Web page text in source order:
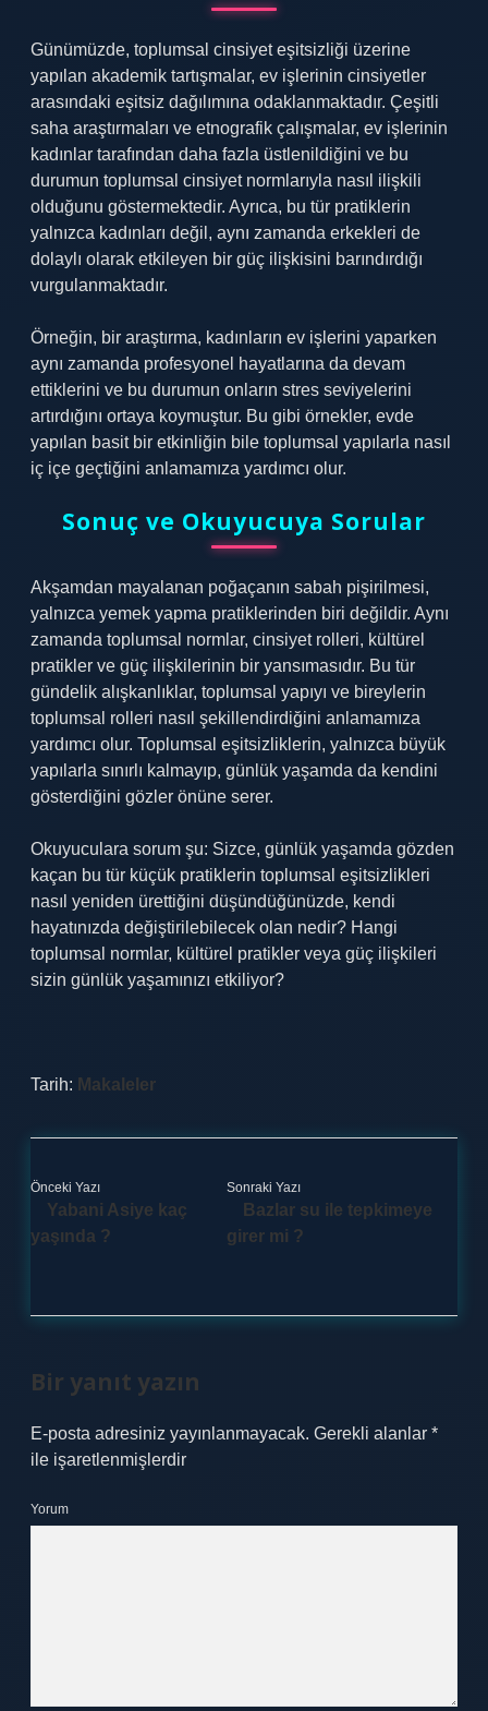
Günümüzde, toplumsal cinsiyet eşitsizliği üzerine
yapılan akademik tartışmalar, ev işlerinin cinsiyetler
arasındaki eşitsiz dağılımına odaklanmaktadır. Çeşitli
saha araştırmaları ve etnografik çalışmalar, ev işlerinin
kadınlar tarafından daha fazla üstlenildiğini ve bu
durumun toplumsal cinsiyet normlarıyla nasıl ilişkili
olduğunu göstermektedir. Ayrıca, bu tür pratiklerin
yalnızca kadınları değil, aynı zamanda erkekleri de
dolaylı olarak etkileyen bir güç ilişkisini barındırdığı
vurgulanmaktadır.
Örneğin, bir araştırma, kadınların ev işlerini yaparken
aynı zamanda profesyonel hayatlarına da devam
ettiklerini ve bu durumun onların stres seviyelerini
artırdığını ortaya koymuştur. Bu gibi örnekler, evde
yapılan basit bir etkinliğin bile toplumsal yapılarla nasıl
iç içe geçtiğini anlamamıza yardımcı olur.
Sonuç ve Okuyucuya Sorular
Akşamdan mayalanan poğaçanın sabah pişirilmesi,
yalnızca yemek yapma pratiklerinden biri değildir. Aynı
zamanda toplumsal normlar, cinsiyet rolleri, kültürel
pratikler ve güç ilişkilerinin bir yansımasıdır. Bu tür
gündelik alışkanlıklar, toplumsal yapıyı ve bireylerin
toplumsal rolleri nasıl şekillendirdiğini anlamamıza
yardımcı olur. Toplumsal eşitsizliklerin, yalnızca büyük
yapılarla sınırlı kalmayıp, günlük yaşamda da kendini
gösterdiğini gözler önüne serer.
Okuyuculara sorum şu: Sizce, günlük yaşamda gözden
kaçan bu tür küçük pratiklerin toplumsal eşitsizlikleri
nasıl yeniden ürettiğini düşündüğünüzde, kendi
hayatınızda değiştirilebilecek olan nedir? Hangi
toplumsal normlar, kültürel pratikler veya güç ilişkileri
sizin günlük yaşamınızı etkiliyor?
Tarih: Makaleler
Önceki Yazı
Yabani Asiye kaç
yaşında ?
Sonraki Yazı
Bazlar su ile tepkimeye
girer mi ?
Bir yanıt yazın
E-posta adresiniz yayınlanmayacak. Gerekli alanlar *
ile işaretlenmişlerdir
Yorum